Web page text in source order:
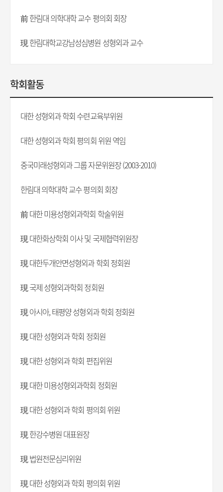
前 한림대 의학대학 교수 평의회 회장
現 한림대학교강남성심병원 성형외과 교수
학회활동
대한 성형외과 학회 수련교육부위원
대한 성형외과 학회 평의회 위원 역임
중국미래성형외과 그룹 자문위원장 (2003-2010)
한림대 의학대학 교수 평의회 회장
前 대한 미용성형외과학회 학술위원
現 대한화상학회 이사 및 국제협력위원장
現 대한두개안면성형외과 학회 정회원
現 국제 성형외과학회 정회원
現 아시아, 태평양 성형외과 학회 정회원
現 대한 성형외과 학회 정회원
現 대한 성형외과 학회 편집위원
現 대한 미용성형외과학회 정회원
現 대한 성형외과 학회 평의회 위원
現 한강수병원 대표원장
現 법원전문심리위원
現 대한 성형외과 학회 평의회 위원